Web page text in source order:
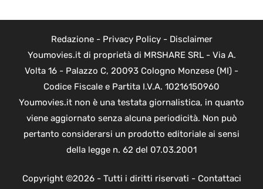
Redazione- Privacy Policy- Disclaimer
Youmovies.it di proprietà di MRSHARE SRL - Via A.
Volta 16 - Palazzo C, 20093 Cologno Monzese (MI) -
Codice Fiscale e Partita I.V.A. 10216150960
Youmovies.it non è una testata giornalistica, in quanto
viene aggiornato senza alcuna periodicità. Non può
pertanto considerarsi un prodotto editoriale ai sensi
della legge n. 62 del 07.03.2001
Copyright ©2026 - Tutti i diritti riservati - Contattaci